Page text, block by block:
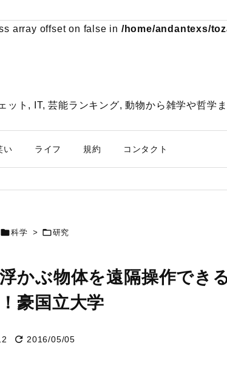
array offset on false in /home/andantexs/
ット, IT, 芸能ランキング, 動物から雑学や哲学
い ライフ 規約 コンタクト
科学 > 研究
かぶ物体を遠隔操作でき
豪国立大学
 2016/05/05